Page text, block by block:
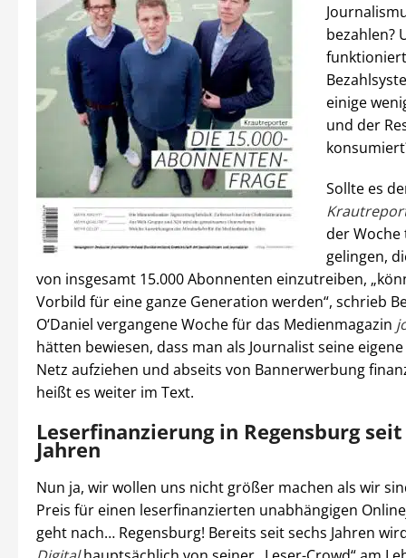
bezahlen?
einige
und der
Sollte es
der
gelingen,
von insgesamt 15.000 Abonnenten einzutreiben,
Vorbild für eine ganze Generation werden“, schrieb
O‘Daniel vergangene Woche für das Medienmagazin
hätten bewiesen, dass man als Journalist seine
Netz aufziehen und abseits von Bannerwerbung
heißt es weiter im Text.
Leserfinanzierung in Regensburg seit
Jahren
Nun ja, wir wollen uns nicht größer machen als wir
Preis für einen leserfinanzierten unabhängigen
geht nach… Regensburg! Bereits seit sechs Jahren